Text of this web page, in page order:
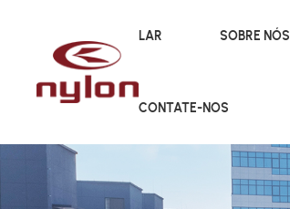
LAR SOBRE NÓS
CONTATE-NOS